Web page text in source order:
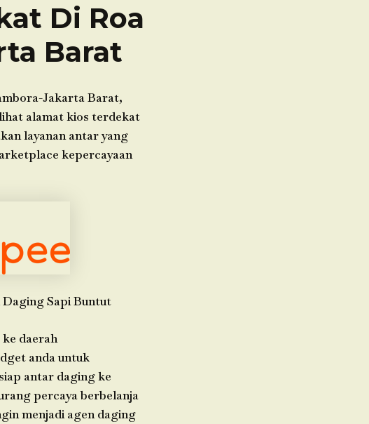
Di Roa
Barat
Jakarta Barat,
alamat kios terdekat
layanan antar yang
kepercayaan
Daging Sapi Buntut
daerah
anda untuk
antar daging ke
percaya berbelanja
menjadi agen daging